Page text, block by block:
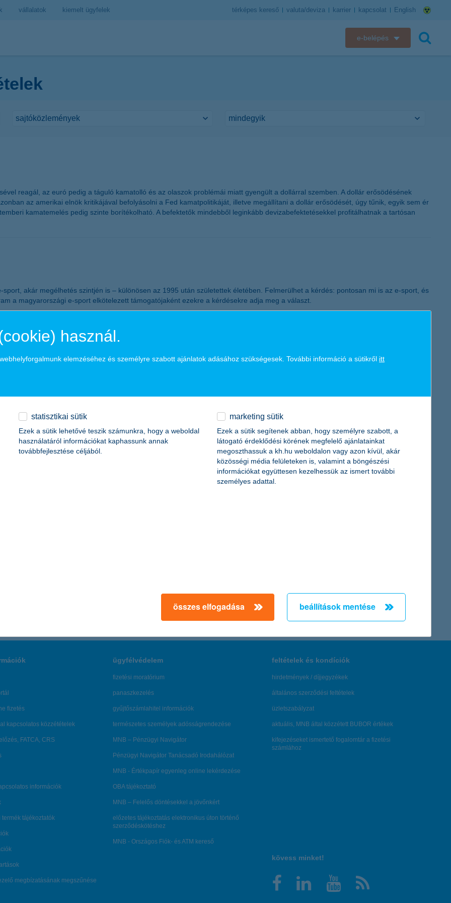
vállalatok kiemelt ügyfelek térképes kereső valuta/deviza karrier kapcsolat English
e-belépés
K&H e-kártyafelület
reagál, az euró pedig a táguló kamatolló és az olaszok problémái miatt gyengült a dollárral szemben. A dollár erősödésének
az amerikai elnök kritikájával befolyásolni a Fed kamatpolitikáját, illetve megállítani a dollár erősödését, úgy tűnik, egyik sem ér
kamatemelés pedig szinte borítékolható. A befektetők mindebből leginkább devizabefektetésekkel profitálhatnak a tartósan
akár megélhetés szintjén is – különösen az 1995 után születettek életében. Felmerülhet a kérdés: pontosan mi is az e-sport, és
a magyarországi e-sport elkötelezett támogatójaként ezekre a kérdésekre adja meg a választ.
a családalapítást
az érintettek mindössze negyede számolt be kedvező változásról az elmúlt egy évben, 37 százaléka szerint pedig rosszabbak lettek a
jelenleg a cégek 78%-a készül valamilyen fejlesztésre – derül ki a K&H kkv bizalmi index kutatás legutóbbi adataiból. A célokat
az elmúlt egy évben élen álló gépek, berendezések korszerűsítését.
fizetés
kapcsolatos közzétételek
FATCA, CRS
információk
termék tájékoztatók
megbízatásának megszűnése
ügyfélvédelem
fizetési moratórium
panaszkezelés
gyűjtőszámlahitel információk
természetes személyek adósságrendezése
MNB – Pénzügyi Navigátor
Pénzügyi Navigátor Tanácsadó Irodahálózat
MNB - Értékpapír egyenleg online lekérdezése
OBA tájékoztató
MNB – Felelős döntésekkel a jövőnkért
előzetes tájékoztatás elektronikus úton történő
szerződéskötéshez
MNB - Országos Fiók- és ATM kereső
feltételek és kondíciók
hirdetmények / díjjegyzékek
általános szerződési feltételek
üzletszabályzat
aktuális, MNB által közzétett BUBOR értékek
kifejezéseket ismertető fogalomtár a fizetési
számlához
kövess minket!
használ.
elemzéséhez és személyre szabott ajánlatok adásához szükségesek. További információ a sütikről itt
statisztikai sütik
Ezek a sütik lehetővé teszik számunkra, hogy a weboldal
használatáról információkat kaphassunk annak
továbbfejlesztése céljából.
marketing sütik
Ezek a sütik segítenek abban, hogy személyre szabott, a
látogató érdeklődési körének megfelelő ajánlatainkat
megoszthassuk a kh.hu weboldalon vagy azon kívül, akár
közösségi média felületeken is, valamint a böngészési
információkat együttesen kezelhessük az ismert további
személyes adattal.
összes elfogadása beállítások mentése